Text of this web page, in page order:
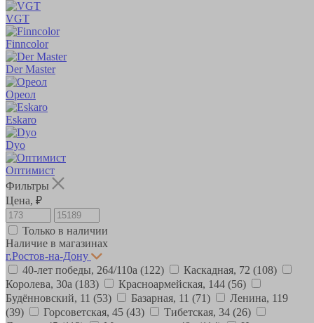
VGT
Finncolor
Der Master
Ореол
Eskaro
Dyo
Оптимист
Фильтры
Цена, ₽
Только в наличии
Наличие в магазинах
г.Ростов-на-Дону
40-лет победы, 264/110а (122) Каскадная, 72 (108)
Королева, 30а (183) Красноармейская, 144 (56)
Будённовский, 11 (53) Базарная, 11 (71)
Ленина, 119
(39)
Горсоветская, 45 (43) Тибетская, 34 (26)